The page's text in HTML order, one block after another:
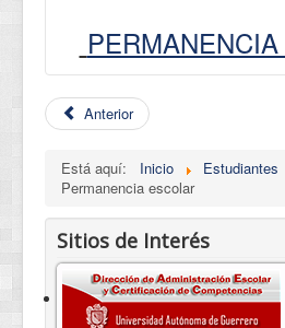
Normatividad
Servicios
Anterior
Está aquí: Inicio
Estudiantes
Permanencia escolar
Sitios de Interés